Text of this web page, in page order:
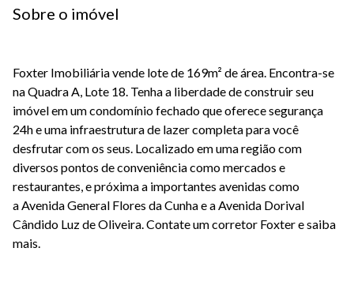
Sobre o imóvel
Foxter Imobiliária vende lote de 169m² de área. Encontra-se
na Quadra A, Lote 18. Tenha a liberdade de construir seu
imóvel em umcondomínio fechadoque oferecesegurança
24he uma infraestrutura de lazer completapara você
desfrutar com os seus. Localizado em uma região com
diversos pontos de conveniênciacomo mercados e
restaurantes, e próxima a importantes avenidas como
aAvenida General Flores da Cunhae aAvenida Dorival
Cândido Luz de Oliveira.Contate um corretor Foxtere saiba
mais.